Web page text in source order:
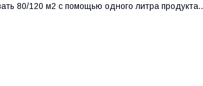
80/120 м2 с помощью одного литра продукта..